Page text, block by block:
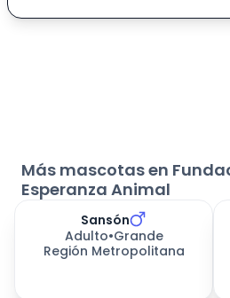
Más mascotas en
Esperanza Animal
Sansón
Adulto•Grande
Región Metropolitana